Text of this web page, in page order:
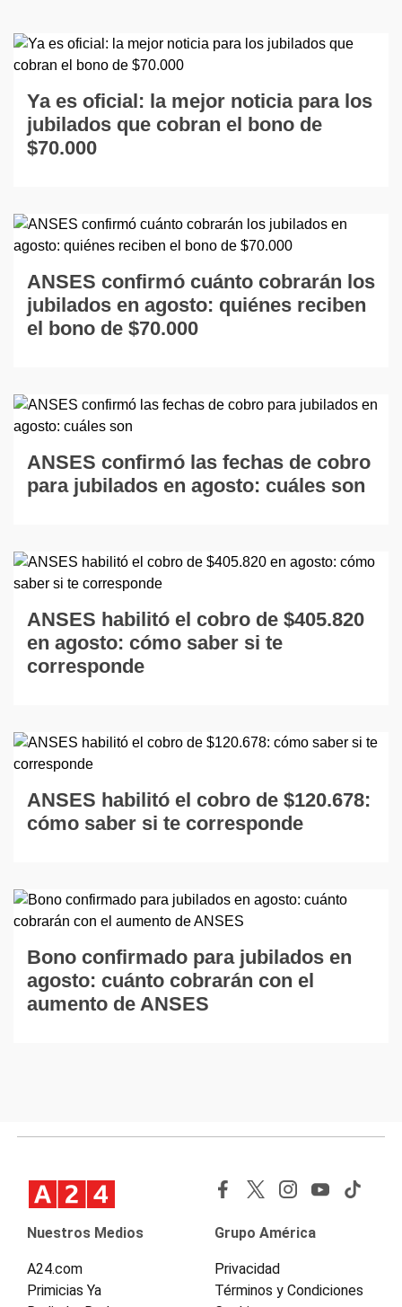
Ya es oficial: la mejor noticia para los
jubilados que cobran el bono de
$70.000
ANSES confirmó cuánto cobrarán los
jubilados en agosto: quiénes reciben
el bono de $70.000
ANSES confirmó las fechas de cobro
para jubilados en agosto: cuáles son
ANSES habilitó el cobro de $405.820
en agosto: cómo saber si te
corresponde
ANSES habilitó el cobro de $120.678:
cómo saber si te corresponde
Bono confirmado para jubilados en
agosto: cuánto cobrarán con el
aumento de ANSES
Nuestros Medios
A24.com
Primicias Ya
Grupo América
Privacidad
Términos y Condiciones